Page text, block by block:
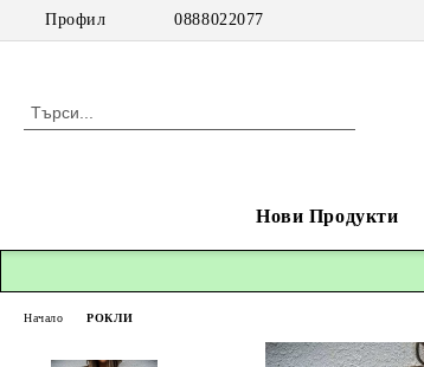
Профил 0888022077
Нови Продукти
Начало РОКЛИ